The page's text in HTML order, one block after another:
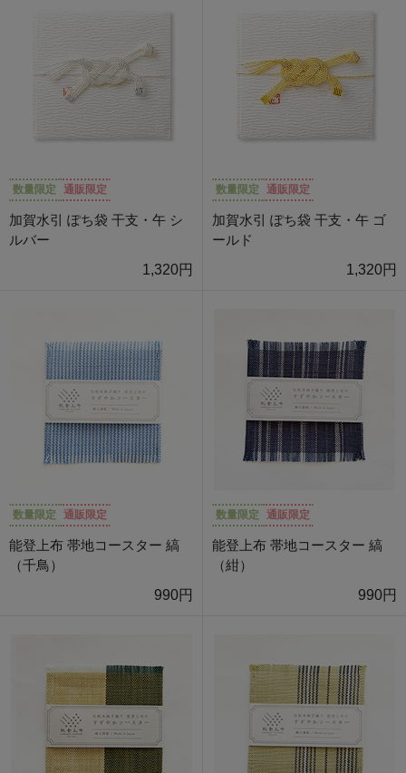
数量限定 通販限定
加賀水引 ぽち袋 干支・午 シ
ルバー
1,320円
数量限定 通販限定
加賀水引 ぽち袋 干支・午 ゴ
ールド
1,320円
数量限定 通販限定
能登上布 帯地コースター 縞
（千鳥）
990円
数量限定 通販限定
能登上布 帯地コースター 縞
（紺）
990円